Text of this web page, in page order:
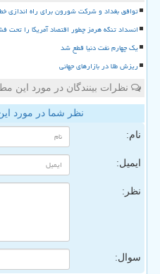
توافق بغداد و شرکت شورون برای راه اندازی
انسداد تنگه هرمز چطور اقتصاد آمریکا را تحت
یک چهارم نفت دنیا قطع شد
ریزش طلا در بازارهای جهانی
نظرات بینندگان در مورد این
نظر شما در مورد
نام:
ایمیل:
نظر:
سوال: